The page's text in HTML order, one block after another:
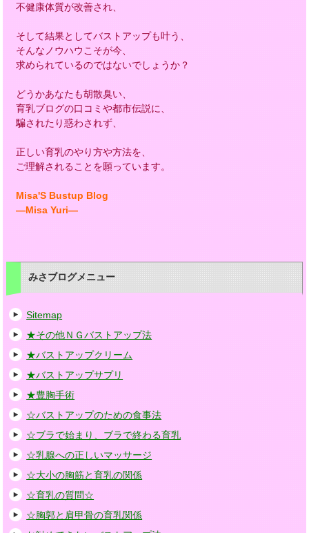
不健康体質が改善され、
そして結果としてバストアップも叶う、
そんなノウハウこそが今、
求められているのではないでしょうか？
どうかあなたも胡散臭い、
育乳ブログの口コミや都市伝説に、
騙されたり惑わされず、
正しい育乳のやり方や方法を、
ご理解されることを願っています。
Misa'S Bustup Blog
―Misa Yuri―
みさブログメニュー
Sitemap
★その他ＮＧバストアップ法
★バストアップクリーム
★バストアップサプリ
★豊胸手術
☆バストアップのための食事法
☆ブラで始まり、ブラで終わる育乳
☆乳腺への正しいマッサージ
☆大小の胸筋と育乳の関係
☆育乳の質問☆
☆胸郭と肩甲骨の育乳関係